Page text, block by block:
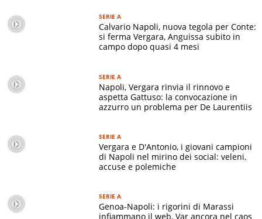
SERIE A
Calvario Napoli, nuova tegola per Conte:
si ferma Vergara, Anguissa subito in
campo dopo quasi 4 mesi
SERIE A
Napoli, Vergara rinvia il rinnovo e
aspetta Gattuso: la convocazione in
azzurro un problema per De Laurentiis
SERIE A
Vergara e D'Antonio, i giovani campioni
di Napoli nel mirino dei social: veleni,
accuse e polemiche
SERIE A
Genoa-Napoli: i rigorini di Marassi
infiammano il web, Var ancora nel caos